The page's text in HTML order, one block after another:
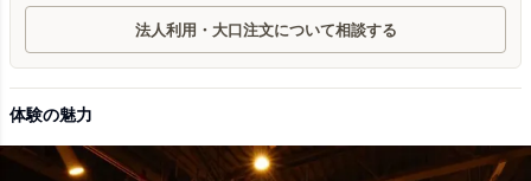
法人利用・大口注文について相談する
体験の魅力